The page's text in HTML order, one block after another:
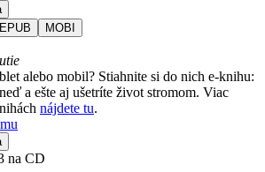
EPUB MOBI
alebo mobil? Stiahnite si do nich e-knihu:
a ešte aj ušetríte život stromom. Viac
nájdete tu.
na CD